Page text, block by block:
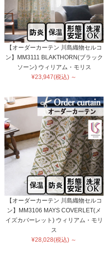
【オーダーカーテン 川島織物セルコ
ン】MM3111 BLAKTHORN(ブラック
ソーン) ウィリアム・モリス
¥23,947(税込) ～
【オーダーカーテン 川島織物セルコ
ン】MM3106 MAYS COVERLET(メ
イズカバーレット) ウィリアム・モリ
ス
¥28,028(税込) ～